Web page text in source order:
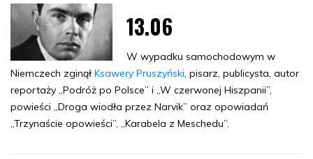
13.06
W wypadku samochodowym w
Niemczech zginął Ksawery Pruszyński, pisarz, publicysta, autor
reportaży „Podróż po Polsce” i „W czerwonej Hiszpanii”,
powieści „Droga wiodła przez Narvik” oraz opowiadań
„Trzynaście opowieści”, „Karabela z Meschedu”.